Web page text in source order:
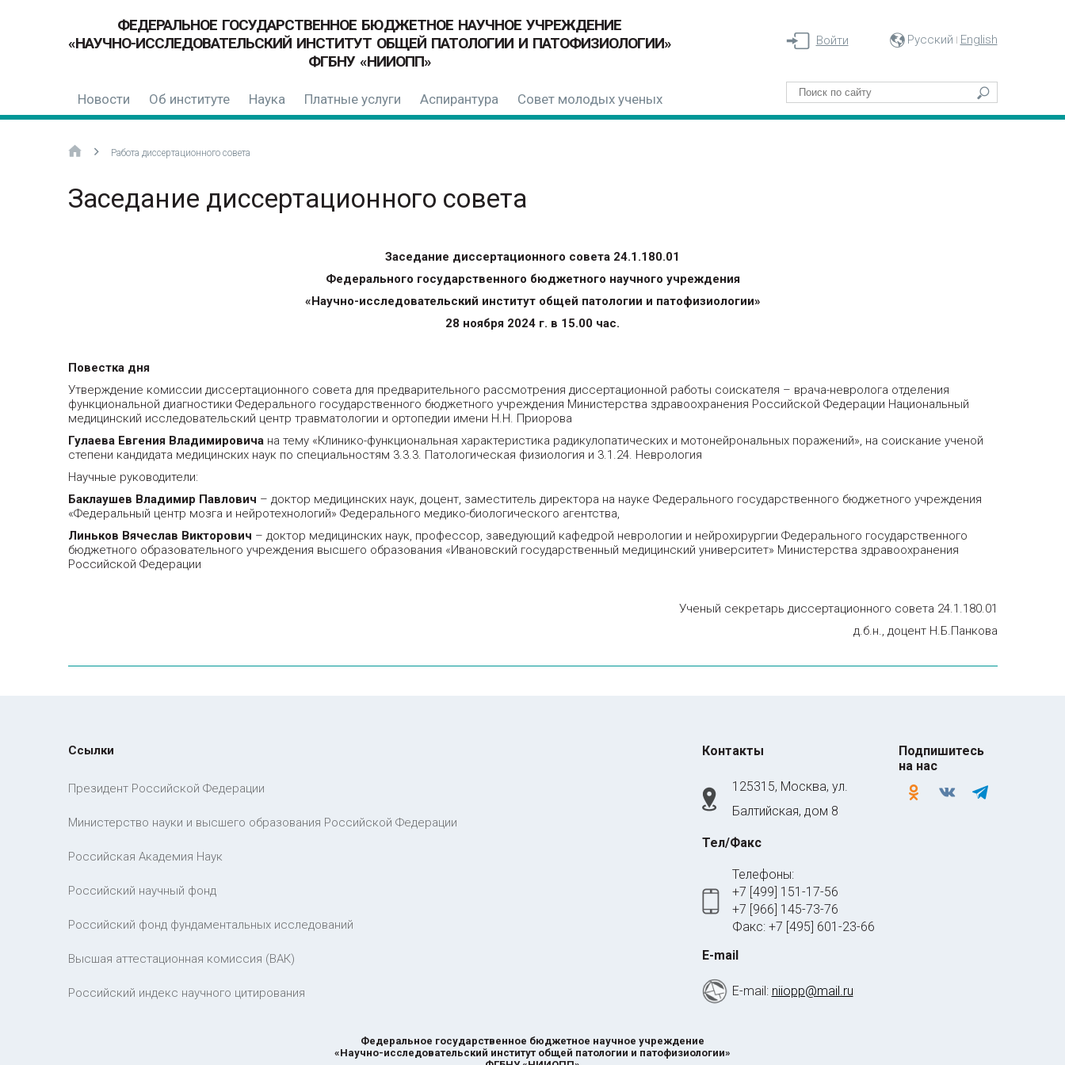
ФЕДЕРАЛЬНОЕ ГОСУДАРСТВЕННОЕ БЮДЖЕТНОЕ НАУЧНОЕ УЧРЕЖДЕНИЕ
«НАУЧНО-ИССЛЕДОВАТЕЛЬСКИЙ ИНСТИТУТ ОБЩЕЙ ПАТОЛОГИИ И ПАТОФИЗИОЛОГИИ»
ФГБНУ «НИИОПП»
Новости Об институте Наука Платные услуги Аспирантура Совет молодых ученых
Русский English
Войти
Работа диссертационного совета
Заседание диссертационного совета
Заседание диссертационного совета 24.1.180.01
Федерального государственного бюджетного научного учреждения
«Научно-исследовательский институт общей патологии и патофизиологии»
28 ноября 2024 г. в 15.00 час.
Повестка дня
Утверждение комиссии диссертационного совета для предварительного рассмотрения диссертационной работы соискателя – врача-невролога отделения
функциональной диагностики Федерального государственного бюджетного учреждения Министерства здравоохранения Российской Федерации Национальный
медицинский исследовательский центр травматологии и ортопедии имени Н.Н. Приорова
Гулаева Евгения Владимировича на тему «Клинико-функциональная характеристика радикулопатических и мотонейрональных поражений», на соискание ученой
степени кандидата медицинских наук по специальностям 3.3.3. Патологическая физиология и 3.1.24. Неврология
Научные руководители:
Баклаушев Владимир Павлович – доктор медицинских наук, доцент, заместитель директора на науке Федерального государственного бюджетного учреждения
«Федеральный центр мозга и нейротехнологий» Федерального медико-биологического агентства,
Линьков Вячеслав Викторович – доктор медицинских наук, профессор, заведующий кафедрой неврологии и нейрохирургии Федерального государственного
бюджетного образовательного учреждения высшего образования «Ивановский государственный медицинский университет» Министерства здравоохранения
Российской Федерации
Ученый секретарь диссертационного совета 24.1.180.01
д.б.н., доцент Н.Б.Панкова
Ссылки
Президент Российской Федерации
Министерство науки и высшего образования Российской Федерации
Российская Академия Наук
Российский научный фонд
Российский фонд фундаментальных исследований
Высшая аттестационная комиссия (ВАК)
Российский индекс научного цитирования
Контакты
125315, Москва, ул.
Балтийская, дом 8
Тел/Факс
Телефоны:
+7 [499] 151-17-56
+7 [966] 145-73-76
Факс: +7 [495] 601-23-66
E-mail
E-mail: niiopp@mail.ru
Подпишитесь
на нас
odnoklassniki
vkontaktetelegram
Федеральное государственное бюджетное научное учреждение
«Научно-исследовательский институт общей патологии и патофизиологии»